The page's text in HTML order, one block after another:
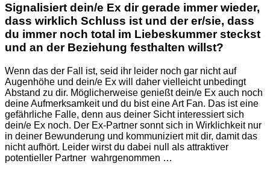
Signalisiert dein/e Ex dir gerade immer wieder,
dass wirklich Schluss ist und der er/sie, dass
du immer noch total im Liebeskummer steckst
und an der Beziehung festhalten willst?
Wenn das der Fall ist, seid ihr leider noch gar nicht auf
Augenhöhe und dein/e Ex will daher vielleicht unbedingt
Abstand zu dir. Möglicherweise genießt dein/e Ex auch noch
deine Aufmerksamkeit und du bist eine Art Fan. Das ist eine
gefährliche Falle, denn aus deiner Sicht interessiert sich
dein/e Ex noch. Der Ex-Partner sonnt sich in Wirklichkeit nur
in deiner Bewunderung und kommuniziert mit dir, damit das
nicht aufhört. Leider wirst du dabei null als attraktiver
potentieller Partner wahrgenommen …